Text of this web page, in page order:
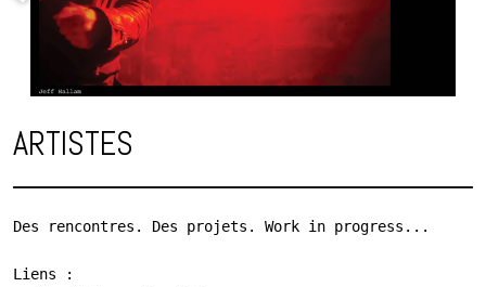
t
o
r
ARTISTES
Des rencontres. Des projets. Work in progress...
Liens :